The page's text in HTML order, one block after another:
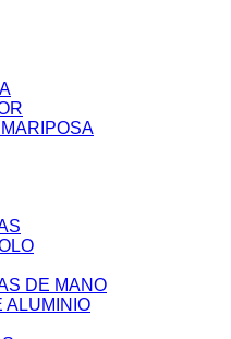
DE MANO
ALUMINIO